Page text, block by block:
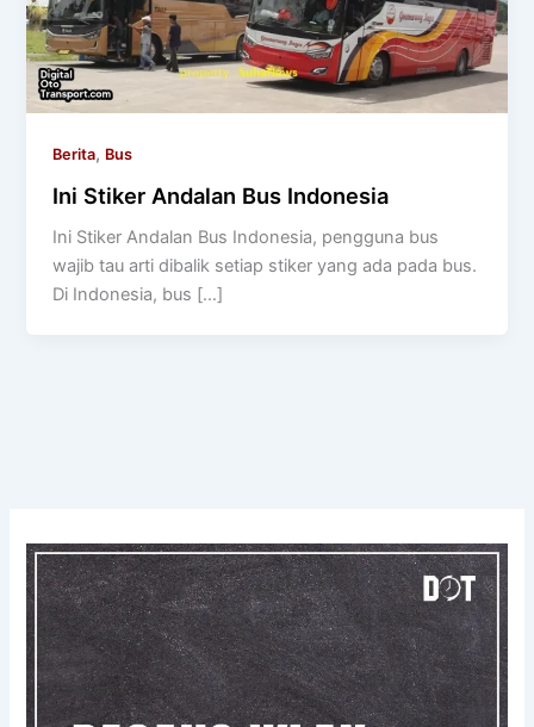
Berita, Bus
Ini Stiker Andalan Bus Indonesia
Ini Stiker Andalan Bus Indonesia, pengguna bus
wajib tau arti dibalik setiap stiker yang ada pada bus.
Di Indonesia, bus […]